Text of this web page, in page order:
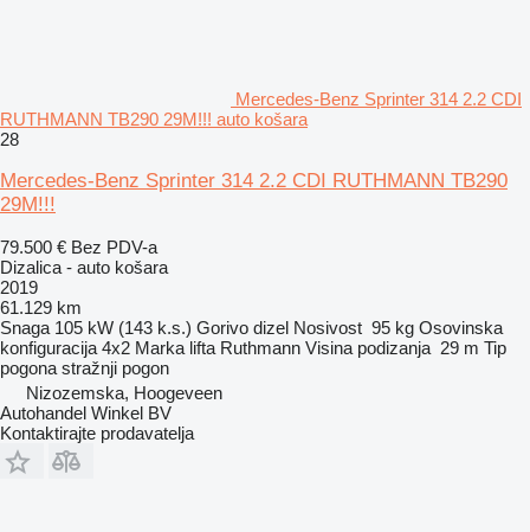
Mercedes-Benz Sprinter 314 2.2 CDI
RUTHMANN TB290 29M!!! auto košara
28
Mercedes-Benz Sprinter 314 2.2 CDI RUTHMANN TB290
29M!!!
79.500 € Bez PDV-a
Dizalica - auto košara
2019
61.129 km
Snaga 105 kW (143 k.s.) Gorivo dizel Nosivost 95 kg Osovinska
konfiguracija 4x2 Marka lifta Ruthmann Visina podizanja 29 m Tip
pogona stražnji pogon
Nizozemska, Hoogeveen
Autohandel Winkel BV
Kontaktirajte prodavatelja